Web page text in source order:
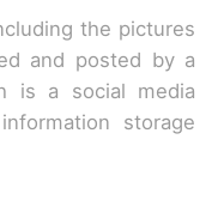
the pictures
and posted by a
is a social media
storage